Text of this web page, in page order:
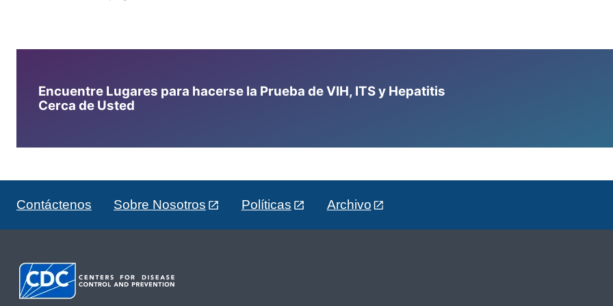
Encuentre Lugares para hacerse la Prueba de VIH, ITS y Hepatitis
Cerca de Usted
Contáctenos Sobre Nosotros Políticas Archivo